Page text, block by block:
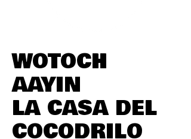
WOTOCH
AAYIN
LA CASA DEL
COCODRILO